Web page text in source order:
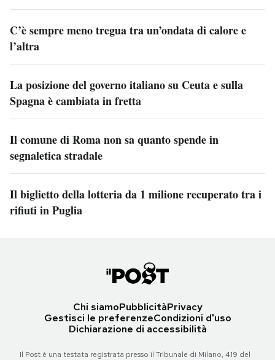
C’è sempre meno tregua tra un’ondata di calore e
l’altra
La posizione del governo italiano su Ceuta e sulla
Spagna è cambiata in fretta
Il comune di Roma non sa quanto spende in
segnaletica stradale
Il biglietto della lotteria da 1 milione recuperato tra i
rifiuti in Puglia
Chi siamoPubblicitàPrivacy
Gestisci le preferenzeCondizioni d'uso
Dichiarazione di accessibilità
Il Post è una testata registrata presso il Tribunale di Milano, 419 del